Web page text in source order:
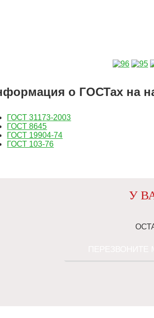
о ГОСТах на
ГОСТ 31173-2003
ГОСТ 8645
ГОСТ 19904-74
ГОСТ 103-76
У